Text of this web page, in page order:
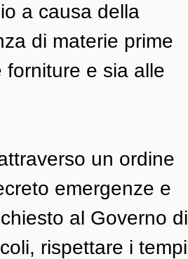
a causa della
di materie prime
e sia alle
un ordine
emergenze e
al Governo di
rispettare i tempi